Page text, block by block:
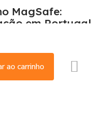
MagSafe:
em Portugal
cartões. Fabricada com
material reciclado
agora compatível com a
ao carrinho